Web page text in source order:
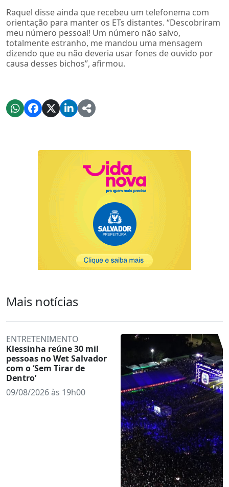
Raquel disse ainda que recebeu um telefonema com
orientação para manter os ETs distantes. “Descobriram
meu número pessoal! Um número não salvo,
totalmente estranho, me mandou uma mensagem
dizendo que eu não deveria usar fones de ouvido por
causa desses bichos”, afirmou.
Mais notícias
ENTRETENIMENTO
Klessinha reúne 30 mil
pessoas no Wet Salvador
com o ‘Sem Tirar de
Dentro’
09/08/2026 às 19h00